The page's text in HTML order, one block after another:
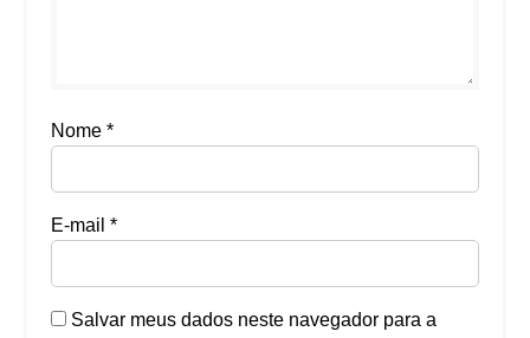
Nome *
E-mail *
Salvar meus dados neste navegador para a